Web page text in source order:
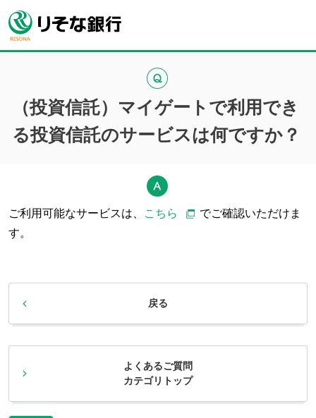
（投資信託）マイゲートで利用でき
る投資信託のサービスは何ですか？
ご利用可能なサービスは、 こちら
でご確認いただけま
す。
戻る
よくあるご質問
カテゴリトップ